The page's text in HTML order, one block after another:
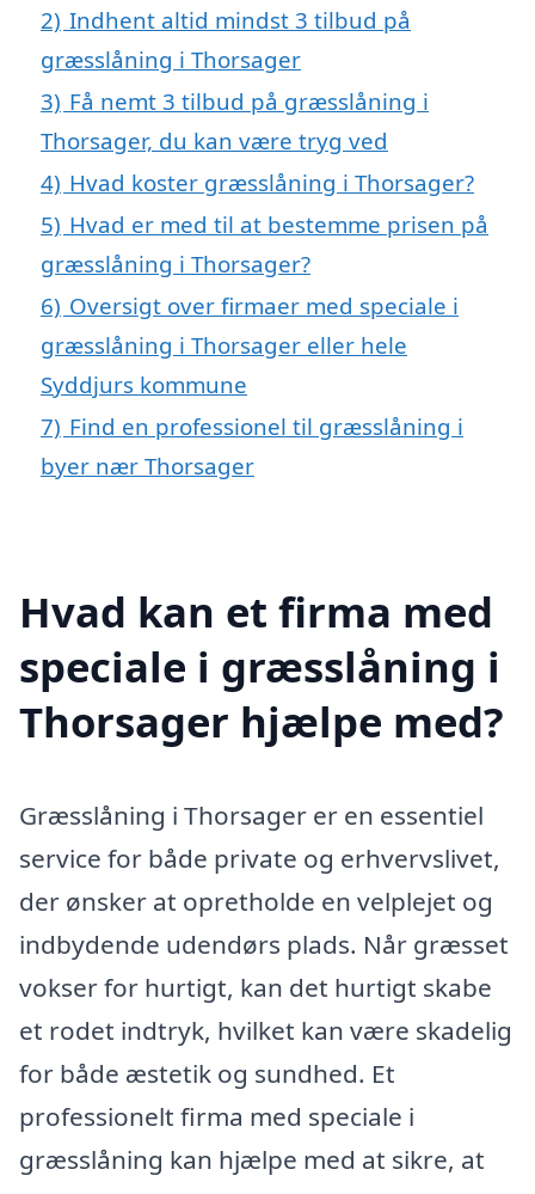
2) Indhent altid mindst 3 tilbud på
græsslåning i Thorsager
3) Få nemt 3 tilbud på græsslåning i
Thorsager, du kan være tryg ved
4) Hvad koster græsslåning i Thorsager?
5) Hvad er med til at bestemme prisen på
græsslåning i Thorsager?
6) Oversigt over firmaer med speciale i
græsslåning i Thorsager eller hele
Syddjurs kommune
7) Find en professionel til græsslåning i
byer nær Thorsager
Hvad kan et firma med
speciale i græsslåning i
Thorsager hjælpe med?
Græsslåning i Thorsager er en essentiel
service for både private og erhvervslivet,
der ønsker at opretholde en velplejet og
indbydende udendørs plads. Når græsset
vokser for hurtigt, kan det hurtigt skabe
et rodet indtryk, hvilket kan være skadelig
for både æstetik og sundhed. Et
professionelt firma med speciale i
græsslåning kan hjælpe med at sikre, at